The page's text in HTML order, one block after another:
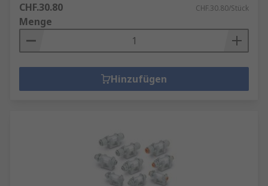
CHF.30.80 CHF.30.80/Stück
Menge
Hinzufügen